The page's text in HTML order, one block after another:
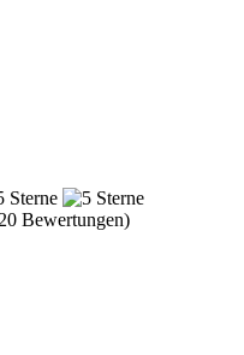
Bewertungen)